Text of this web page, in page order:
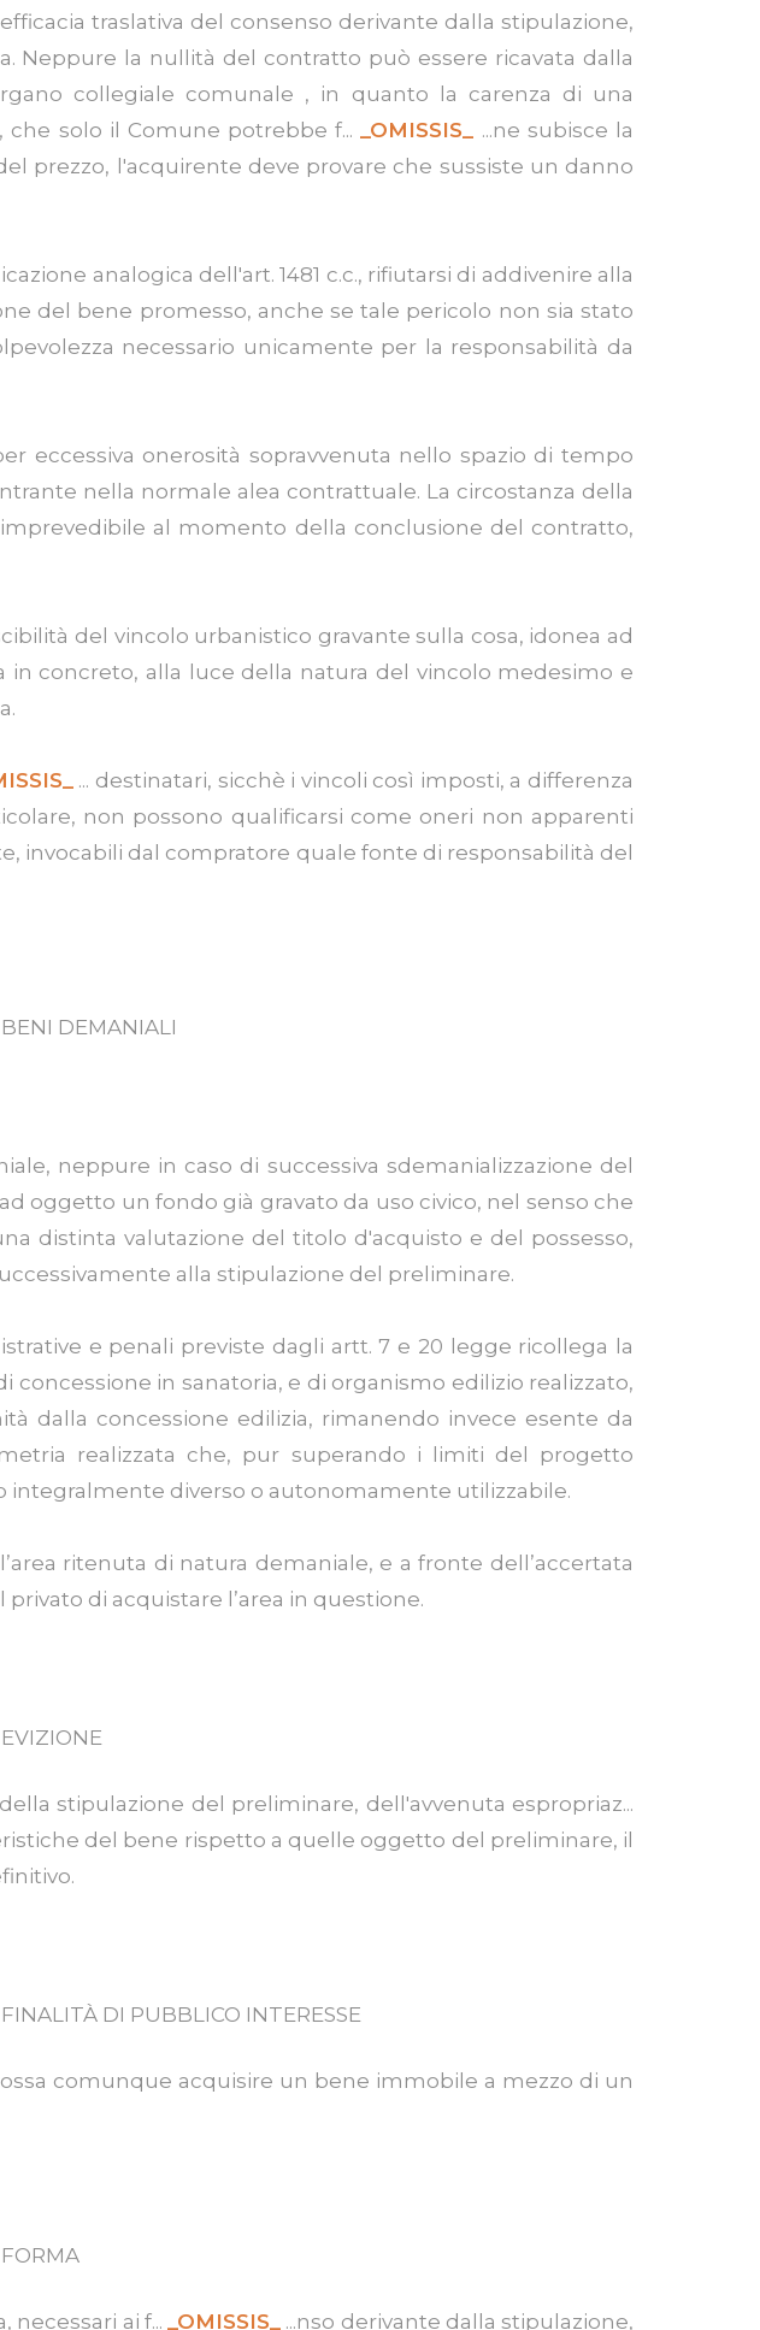
traslativa del consenso derivante dalla stipulazione,
la nullità del contratto può essere ricavata dalla
collegiale comunale , in quanto la carenza di una
solo il Comune potrebbe f...
_OMISSIS_
...ne subisce la
prezzo, l'acquirente deve provare che sussiste un danno
analogica dell'art. 1481 c.c., rifiutarsi di addivenire alla
del bene promesso, anche se tale pericolo non sia stato
necessario unicamente per la responsabilità da
eccessiva onerosità sopravvenuta nello spazio di tempo
nella normale alea contrattuale. La circostanza della
al momento della conclusione del contratto,
del vincolo urbanistico gravante sulla cosa, idonea ad
in concreto, alla luce della natura del vincolo medesimo e
... destinatari, sicchè i vincoli così imposti, a differenza
non possono qualificarsi come oneri non apparenti
invocabili dal compratore quale fonte di responsabilità del
DEMANIALI
neppure in caso di successiva sdemanializzazione del
oggetto un fondo già gravato da uso civico, nel senso che
distinta valutazione del titolo d'acquisto e del possesso,
alla stipulazione del preliminare.
e penali previste dagli artt. 7 e 20 legge ricollega la
in sanatoria, e di organismo edilizio realizzato,
dalla concessione edilizia, rimanendo invece esente da
realizzata che, pur superando i limiti del progetto
integralmente diverso o autonomamente utilizzabile.
ritenuta di natura demaniale, e a fronte dell’accertata
di acquistare l’area in questione.
stipulazione del preliminare, dell'avvenuta espropriaz...
del bene rispetto a quelle oggetto del preliminare, il
DI PUBBLICO INTERESSE
comunque acquisire un bene immobile a mezzo di un
ai f... _OMISSIS_ ...nso derivante dalla stipulazione,